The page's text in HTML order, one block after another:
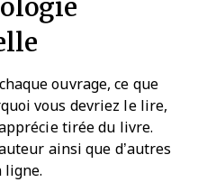
ouvrage, ce que
vous devriez le lire,
tirée du livre.
ainsi que d’autres
ligne.